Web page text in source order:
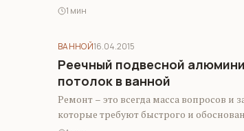
материалах для ремонта, но…
1 мин
ВАННОЙ16.04.2015
Реечный подвесной
потолок в ванной
Ремонт – это всегда масса вопросов и
которые требуют быстрого и